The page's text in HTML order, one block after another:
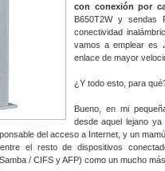
con conexión por
B650T2W y
conectividad
vamos a emplear es
enlace de mayor
¿Y todo esto, para
Bueno, en mi
desde aquel lejano ya
del acceso a Internet, y un
el resto de dispositivos
/ CIFS y AFP) como un mucho